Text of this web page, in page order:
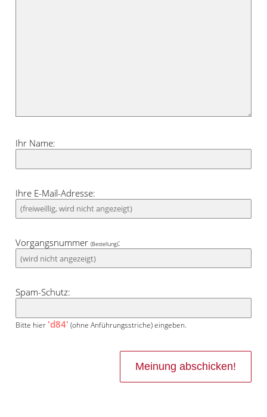
Ihr Name:
Ihre E-Mail-Adresse:
Vorgangsnummer(Bestellung):
Spam-Schutz:
Bitte hier 'd84' (ohne Anführungsstriche) eingeben.